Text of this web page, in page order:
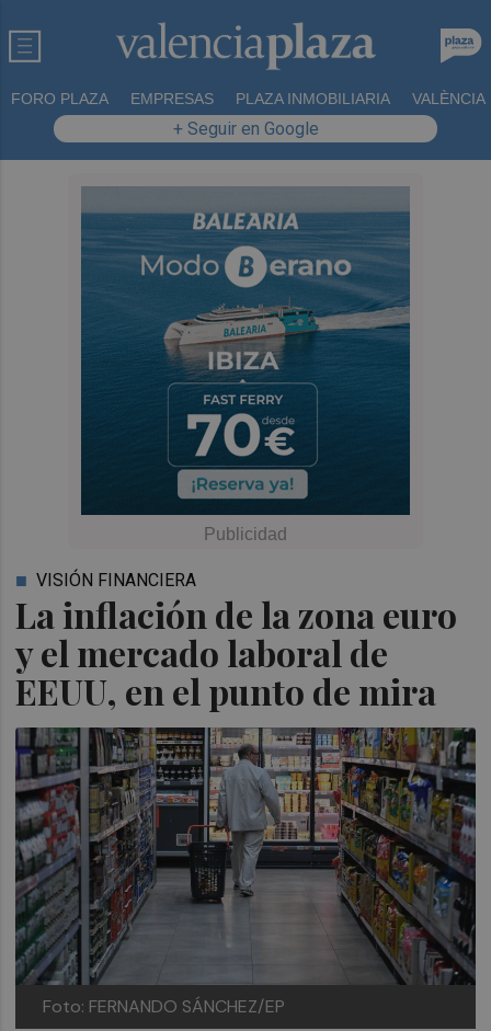
FORO PLAZA EMPRESAS PLAZA INMOBILIARIA VALÈNCIA
+ Seguir en Google
La inflación de la zona euro
y el mercado laboral de
EEUU, en el punto de mira
VISIÓN FINANCIERA
Foto: FERNANDO SÁNCHEZ/EP